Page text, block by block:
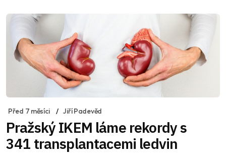
Před 7 měsíci Jiří Padevěd
Pražský IKEM láme rekordy s
341 transplantacemi ledvin